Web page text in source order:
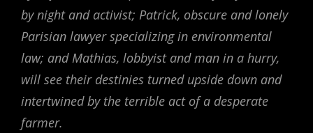
by night and activist; Patrick, obscure and lonely
Parisian lawyer specializing in environmental
law; and Mathias, lobbyist and man in a hurry,
will see their destinies turned upside down and
intertwined by the terrible act of a desperate
farmer.